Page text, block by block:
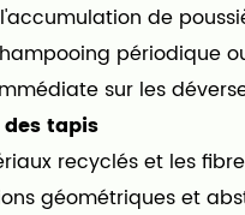
de
périodique
sur les
tapis
recyclés et les
géométriques et